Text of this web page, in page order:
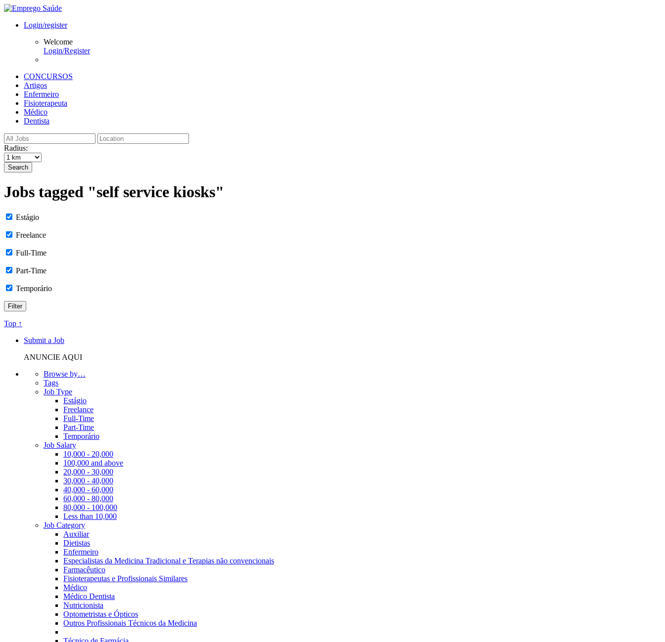
Login/register
Welcome
Login/Register
CONCURSOS
Artigos
Enfermeiro
Fisioterapeuta
Médico
Dentista
Radius:
Search
Jobs tagged "self service kiosks"
Estágio
Freelance
Full-Time
Part-Time
Temporário
Top ↑
Submit a Job
ANUNCIE AQUI
Browse by…
Tags
Job Type
Estágio
Freelance
Full-Time
Part-Time
Temporário
Job Salary
10,000 - 20,000
100,000 and above
20,000 - 30,000
30,000 - 40,000
40,000 - 60,000
60,000 - 80,000
80,000 - 100,000
Less than 10,000
Job Category
Auxiliar
Dietistas
Enfermeiro
Especialistas da Medicina Tradicional e Terapias não convencionais
Farmacêutico
Fisioterapeutas e Profissionais Similares
Médico
Médico Dentista
Nutricionista
Optometristas e Ópticos
Outros Profissionais Técnicos da Medicina